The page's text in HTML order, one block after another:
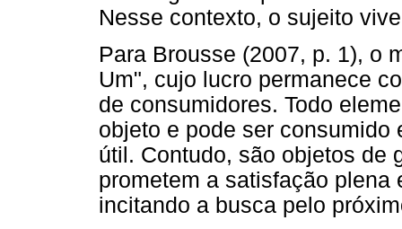
Nesse contexto, o sujeito
Para Brousse (2007, p. 1), o
Um", cujo lucro permanece
de consumidores. Todo
objeto e pode ser
útil. Contudo, são objetos de
prometem a satisfação
incitando a busca pelo